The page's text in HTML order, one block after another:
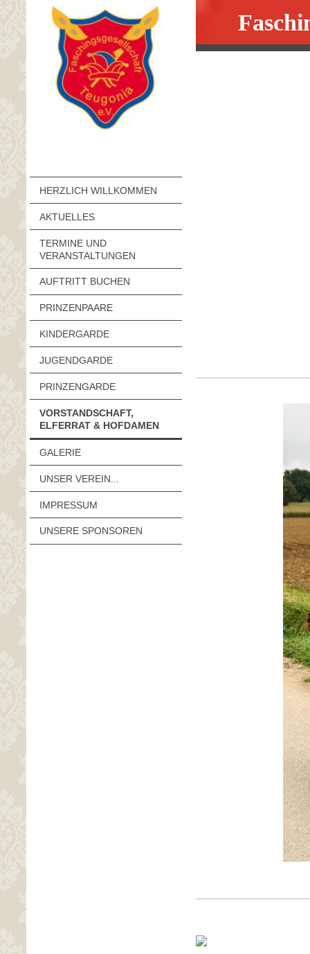
HERZLICH WILLKOMMEN
AKTUELLES
TERMINE UND
VERANSTALTUNGEN
AUFTRITT BUCHEN
PRINZENPAARE
KINDERGARDE
JUGENDGARDE
PRINZENGARDE
VORSTANDSCHAFT,
ELFERRAT & HOFDAMEN
GALERIE
UNSER VEREIN...
IMPRESSUM
UNSERE SPONSOREN